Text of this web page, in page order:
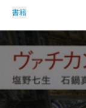
書籍